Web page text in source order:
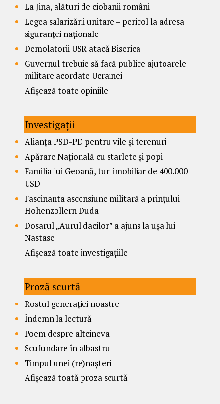
La Jina, alături de ciobanii români
Legea salarizării unitare – pericol la adresa
siguranței naționale
Demolatorii USR atacă Biserica
Guvernul trebuie să facă publice ajutoarele
militare acordate Ucrainei
Afișează toate opiniile
Investigații
Alianța PSD-PD pentru vile și terenuri
Apărare Națională cu starlete și popi
Familia lui Geoană, tun imobiliar de 400.000
USD
Fascinanta ascensiune militară a prințului
Hohenzollern Duda
Dosarul „Aurul dacilor” a ajuns la ușa lui
Nastase
Afișează toate investigațiile
Proză scurtă
Rostul generației noastre
Îndemn la lectură
Poem despre altcineva
Scufundare în albastru
Timpul unei (re)nașteri
Afișează toată proza scurtă